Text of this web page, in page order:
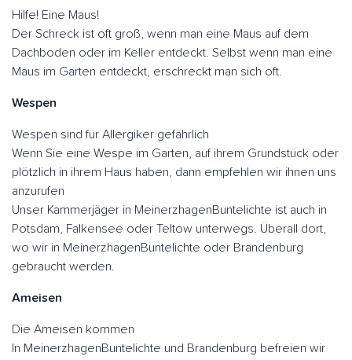
Hilfe! Eine Maus!
Der Schreck ist oft groß, wenn man eine Maus auf dem
Dachboden oder im Keller entdeckt. Selbst wenn man eine
Maus im Garten entdeckt, erschreckt man sich oft.
Wespen
Wespen sind für Allergiker gefährlich
Wenn Sie eine Wespe im Garten, auf ihrem Grundstück oder
plötzlich in ihrem Haus haben, dann empfehlen wir ihnen uns
anzurufen
Unser Kammerjäger in MeinerzhagenBuntelichte ist auch in
Potsdam, Falkensee oder Teltow unterwegs. Überall dort,
wo wir in MeinerzhagenBuntelichte oder Brandenburg
gebraucht werden.
Ameisen
Die Ameisen kommen
In MeinerzhagenBuntelichte und Brandenburg befreien wir